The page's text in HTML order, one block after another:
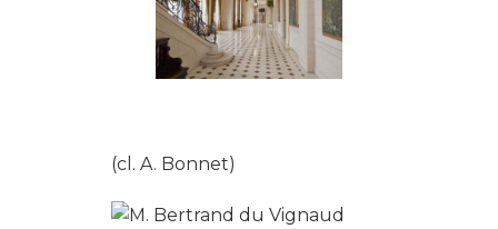
(cl. A. Bonnet)